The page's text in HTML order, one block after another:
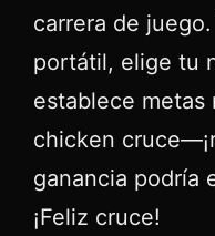
carrera de
portátil, elige tu
establece metas
chicken
ganancia podría
¡Feliz cruce!